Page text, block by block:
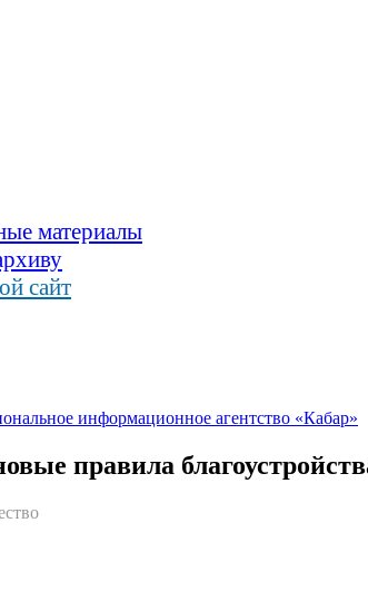
материалы
сайт
правила